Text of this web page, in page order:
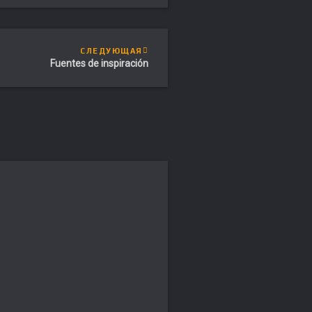
СЛЕДУЮЩАЯ
Fuentes de inspiración